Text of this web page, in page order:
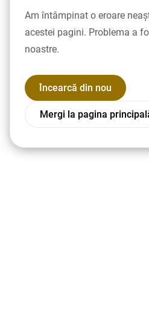
Am întâmpinat o eroare
acestei pagini. Problema a
noastre.
Încearcă din nou
Mergi la pagina